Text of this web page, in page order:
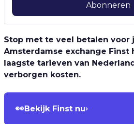
Abonneren
Stop met te veel betalen voor
Amsterdamse exchange Finst
laagste tarieven van
verborgen kosten.
👀Bekijk Finst nu›